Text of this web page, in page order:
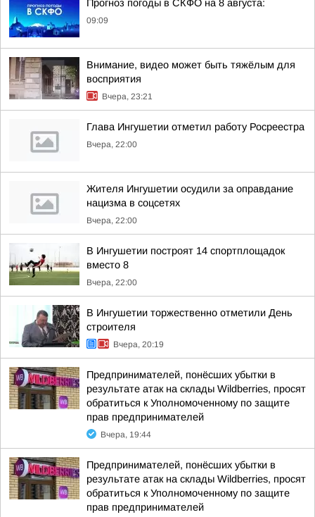
Прогноз погоды в СКФО на 8 августа:
09:09
Внимание, видео может быть тяжёлым для
восприятия
Вчера, 23:21
Глава Ингушетии отметил работу Росреестра
Вчера, 22:00
Жителя Ингушетии осудили за оправдание
нацизма в соцсетях
Вчера, 22:00
В Ингушетии построят 14 спортплощадок
вместо 8
Вчера, 22:00
В Ингушетии торжественно отметили День
строителя
Вчера, 20:19
Предпринимателей, понёсших убытки в
результате атак на склады Wildberries, просят
обратиться к Уполномоченному по защите
прав предпринимателей
Вчера, 19:44
Предпринимателей, понёсших убытки в
результате атак на склады Wildberries, просят
обратиться к Уполномоченному по защите
прав предпринимателей